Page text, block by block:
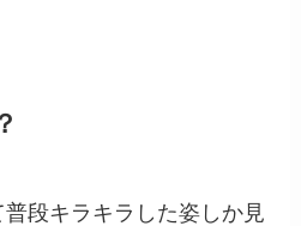
段キラキラした姿しか見